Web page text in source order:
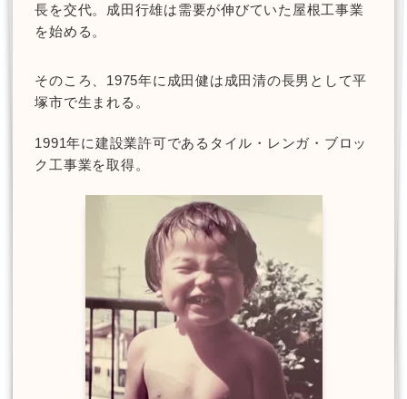
長を交代。成田行雄は需要が伸びていた屋根工事業
を始める。
そのころ、1975年に成田健は成田清の長男として平
塚市で生まれる。
1991年に建設業許可であるタイル・レンガ・ブロッ
ク工事業を取得。